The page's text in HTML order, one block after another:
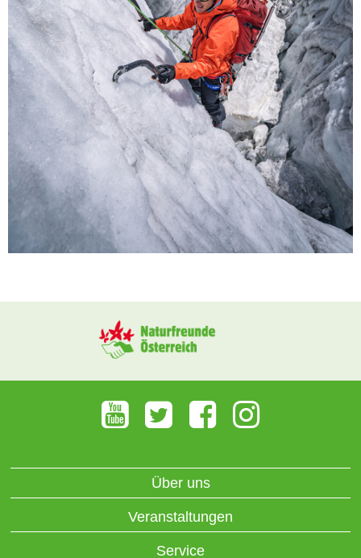
Über uns
Veranstaltungen
Service